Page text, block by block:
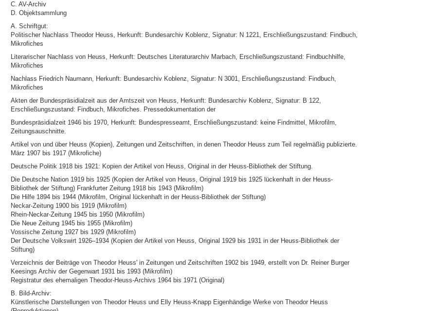
C. AV-Archiv
D. Objektsammlung
A. Schriftgut:
Politischer Nachlass Theodor Heuss, Herkunft: Bundesarchiv Koblenz, Signatur: N 1221, Erschließungszustand: Findbuch,
Mikrofiches
Literarischer Nachlass von Heuss, Herkunft: Deutsches Literaturarchiv Marbach, Erschließungszustand: Findbuchhilfe,
Mikrofiches
Nachlass Friedrich Naumann, Herkunft: Bundesarchiv Koblenz, Signatur: N 3001, Erschließungszustand: Findbuch,
Mikrofiches
Akten der Bundespräsidialzeit aus der Amtszeit von Heuss, Herkunft: Bundesarchiv Koblenz, Signatur: B 122,
Erschließungszustand: Findbuch, Mikrofiches. Pressedokumentation der
Bundespräsidialzeit 1946 bis 1970, Herkunft: Bundespresseamt, Erschließungszustand: keine Findmittel, Mikrofilm,
Zeitungsauschnitte.
Artikel von und über Heuss (Kopien), Zeitungen und Zeitschriften, in denen Theodor Heuss zum Teil regelmäßig publizierte.
März 1907 bis 1917 (Mikrofiche)
Deutsche Politik 1918 bis 1921: Kopien der Artikel von Heuss, Original in der Heuss-Bibliothek der Stiftung.
Die Deutsche Nation 1919 bis 1925 (Kopien der Artikel von Heuss, Original 1919 bis 1925 lückenhaft in der Heuss-
Bibliothek der Stiftung) Frankfurter Zeitung 1918 bis 1943 (Mikrofilm)
Die Hilfe 1894 bis 1944 (Mikrofilm, Original lückenhaft in der Heuss-Bibliothek der Stiftung)
Neckar-Zeitung 1900 bis 1919 (Mikrofilm)
Rhein-Neckar-Zeitung 1945 bis 1950 (Mikrofilm)
Die Neue Zeitung 1945 bis 1955 (Mikrofilm)
Vossische Zeitung 1927 bis 1929 (Mikrofilm)
Der Deutsche Volkswirt 1926–1934 (Kopien der Artikel von Heuss, Original 1929 bis 1931 in der Heuss-Bibliothek der
Stiftung)
Verzeichnis der Beiträge von Theodor Heuss' in Zeitungen und Zeitschriften 1902 bis 1949, erstellt von Dr. Reiner Burger
Keesings Archiv der Gegenwart 1931 bis 1993 (Mikrofilm)
Registratur des ehemaligen Theodor-Heuss-Archivs 1964 bis 1971 (Original)
B. Bild-Archiv:
Künstlerische Darstellungen von Theodor Heuss und Elly Heuss-Knapp Eigenhändige Werke von Theodor Heuss